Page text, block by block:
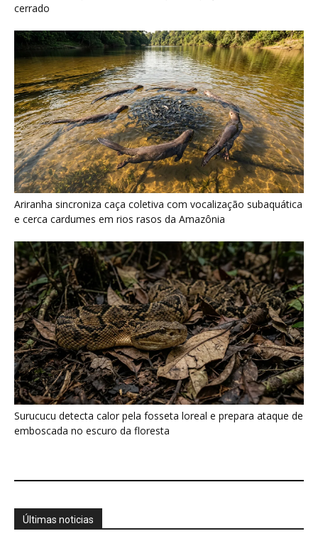
Martim-pescador ajusta dois focos na retina
para corrigir a refração e...
7 de agosto de 2026
Energia renovável avança, mas milhões
seguem no escuro
7 de agosto de 2026
Sobre a Revista Amazônia
Contato
Política de Privacidade, LGPD e RGPD